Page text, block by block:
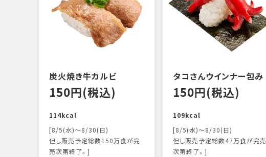
炭火焼き牛カルビ
150円(税込)
114kcal
[8/5(水)～8/30(日)
但し販売予定総数150万食が完
売次第終了。]
タコさんウインナー包み
150円(税込)
109kcal
[8/5(水)～8/30(日)
但し販売予定総数47万食が完売
次第終了。]